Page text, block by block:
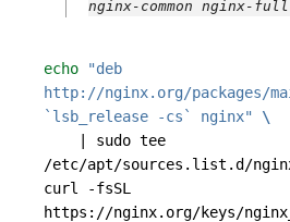
nginx-common nginx-
echo
"deb
http://nginx.org/packages/
`lsb_release -cs` nginx"
|
sudo tee
curl -fsSL
https://nginx.org/keys/